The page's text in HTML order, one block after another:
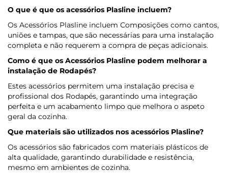
O que é que os acessórios Plasline incluem?
Os Acessórios Plasline incluem Composições como cantos,
uniões e tampas, que são necessárias para uma instalação
completa e não requerem a compra de peças adicionais.
Como é que os Acessórios Plasline podem melhorar a
instalação de Rodapés?
Estes acessórios permitem uma instalação precisa e
profissional dos Rodapés, garantindo uma integração
perfeita e um acabamento limpo que melhora o aspeto
geral da cozinha.
Que materiais são utilizados nos acessórios Plasline?
Os acessórios são fabricados com materiais plásticos de
alta qualidade, garantindo durabilidade e resistência,
mesmo em ambientes de cozinha.